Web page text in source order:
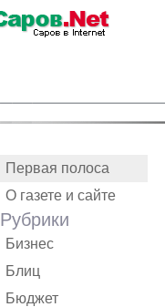
Первая полоса
О газете и сайте
Рубрики
Бизнес
Блиц
Бюджет